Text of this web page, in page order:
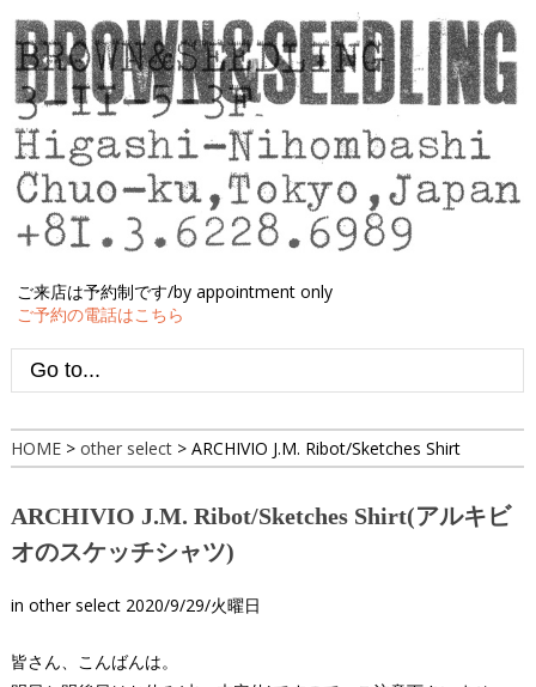
ご来店は予約制です/by appointment only
ご予約の電話はこちら
HOME> other select> ARCHIVIO J.M. Ribot/Sketches Shirt
ARCHIVIO J.M. Ribot/Sketches Shirt(アルキビ
オのスケッチシャツ)
in other select2020/9/29/火曜日
皆さん、こんばんは。